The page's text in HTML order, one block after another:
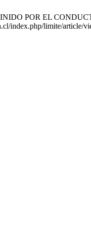
POR EL
index.php/limite/article/